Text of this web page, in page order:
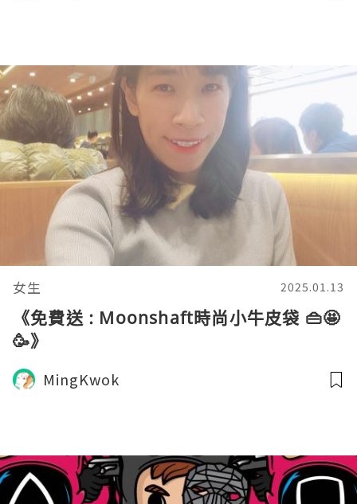
女生 2025.01.13
《免費送 : Moonshaft時尚小牛皮袋 👜🤩
🥳》
MingKwok